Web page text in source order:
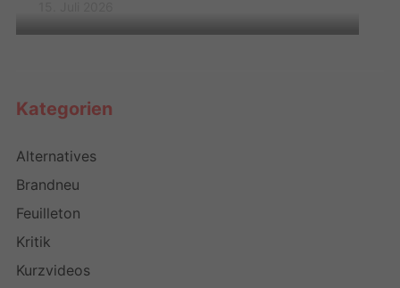
Kategorien
Alternatives
Brandneu
Feuilleton
Kritik
Kurzvideos